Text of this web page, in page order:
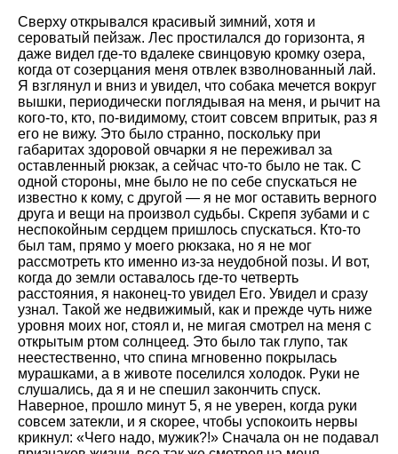
Сверху открывался красивый зимний, хотя и
сероватый пейзаж. Лес простилался до горизонта, я
даже видел где-то вдалеке свинцовую кромку озера,
когда от созерцания меня отвлек взволнованный лай.
Я взглянул и вниз и увидел, что собака мечется вокруг
вышки, периодически поглядывая на меня, и рычит на
кого-то, кто, по-видимому, стоит совсем впритык, раз я
его не вижу. Это было странно, поскольку при
габаритах здоровой овчарки я не переживал за
оставленный рюкзак, а сейчас что-то было не так. С
одной стороны, мне было не по себе спускаться не
известно к кому, с другой — я не мог оставить верного
друга и вещи на произвол судьбы. Скрепя зубами и с
неспокойным сердцем пришлось спускаться. Кто-то
был там, прямо у моего рюкзака, но я не мог
рассмотреть кто именно из-за неудобной позы. И вот,
когда до земли оставалось где-то четверть
расстояния, я наконец-то увидел Его. Увидел и сразу
узнал. Такой же недвижимый, как и прежде чуть ниже
уровня моих ног, стоял и, не мигая смотрел на меня с
открытым ртом солнцеед. Это было так глупо, так
неестественно, что спина мгновенно покрылась
мурашками, а в животе поселился холодок. Руки не
слушались, да я и не спешил закончить спуск.
Наверное, прошло минут 5, я не уверен, когда руки
совсем затекли, и я скорее, чтобы успокоить нервы
крикнул: «Чего надо, мужик?!» Сначала он не подавал